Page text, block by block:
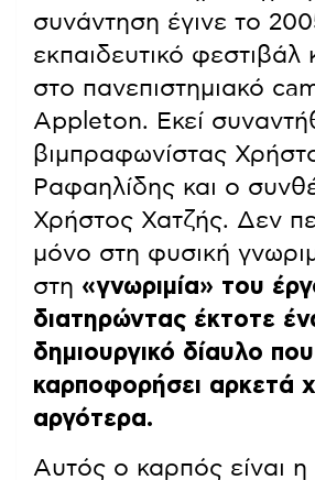
συνάντηση έγινε το
εκπαιδευτικό
στο πανεπιστημιακό
Appleton. Εκεί
βιμπραφωνίστας
Ραφαηλίδης και ο
Χρήστος Χατζής. Δεν
μόνο στη φυσική
στη «γνωριμία» του
διατηρώντας έκτοτε
δημιουργικό δίαυλο
καρποφορήσει αρκετά
αργότερα.
Αυτός ο καρπός είναι η